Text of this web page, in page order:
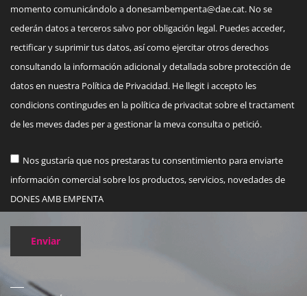
momento comunicándolo adonesambempenta@dae.cat. No se
cederán datos a terceros salvo por obligación legal. Puedes acceder,
rectificar y suprimir tus datos, así como ejercitar otros derechos
consultando la información adicional y detallada sobre protección de
datos en nuestra Política de Privacidad. He llegit i accepto les
condicions contingudes en la política de privacitat sobre el tractament
de les meves dades per a gestionar la meva consulta o petició.
Nos gustaría que nos prestaras tu consentimiento para enviarte
información comercial sobre los productos, servicios, novedades de
DONES AMB EMPENTA
Enviar